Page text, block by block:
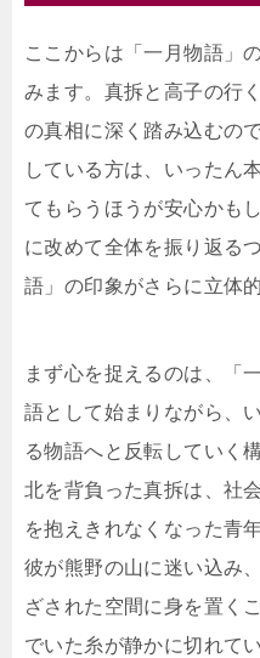
ここからは「一月物語」
みます。真拆と高子の行
の真相に深く踏み込むの
している方は、いったん
てもらうほうが安心かも
に改めて全体を振り返る
語」の印象がさらに立体
まず心を捉えるのは、「
語として始まりながら、
る物語へと反転していく
北を背負った真拆は、社
を抱えきれなくなった青
彼が熊野の山に迷い込み
ざされた空間に身を置く
でいた糸が静かに切れて